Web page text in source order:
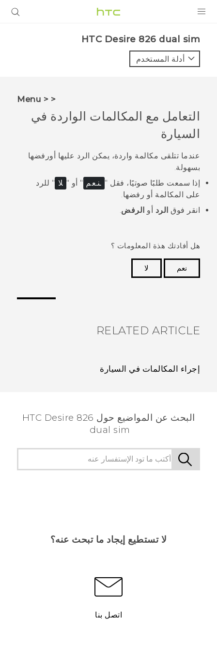
VIVE
VIVERSE
البرامج + التطبيقات
الدعم
HTC Desire 826 dual sim‎
أدلة المستخدم
< < Menu
التعامل مع المكالمات الواردة في
السيارة
عندما تتلقى مكالمة واردة، يمكن الرد عليها أورفضها
بسهولة.
إذا سمعت طلبًا صوتيًا، فقل "‍ نعم "‍ أو "‍ لا "‍ للرد
على المكالمة أو رفضها.
انقر فوق الرد أو الرفض.
هل أفادتك هذة المعلومات ؟
نعم
لا
RELATED ARTICLE
إجراء المكالمات في السيارة
البحث عن المواضيع حول HTC Desire 826
dual sim
لا تستطيع إيجاد ما تبحث عنه؟
اتصل بنا